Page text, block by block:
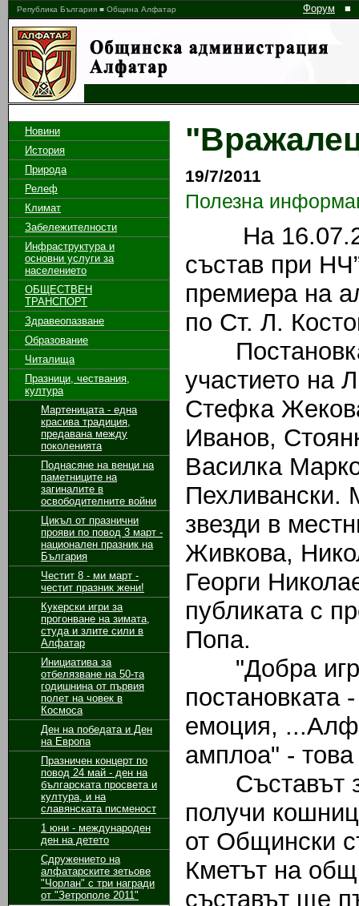
Република България ■ Община Алфатар Форум ■
Новини
История
Природа
Релеф
Климат
Забележителности
Инфраструктура и
основни услуги за
населението
ОБЩЕСТВЕН
ТРАНСПОРТ
Здравеопазване
Образование
Читалища
Празници, чествания,
култура
Мартеницата - една
красива традиция,
предавана между
поколенията
Поднасяне на венци на
паметниците на
загиналите в
освободителните войни
Цикъл от празнични
прояви по повод 3 март -
национален празник на
България
Честит 8 - ми март -
честит празник жени!
Кукерски игри за
прогонване на зимата,
студа и злите сили в
Алфатар
Инициатива за
отбелязване на 50-та
годишнина от първия
полет на човек в
Космоса
Ден на победата и Ден
на Европа
Празничен концерт по
повод 24 май - ден на
българската просвета и
култура, и на
славянската писменост
1 юни - международен
ден на детето
Сдружението на
алфатарските зетьове
"Чорлан" с три награди
от "Зетрополе 2011"
19/7/2011
Полезна
На
състав при
премиера на
по Ст. Л.
участието на
Стефка
Иванов,
Василка
Пехливански.
звезди в
Живкова,
Георги
публиката с
Попа.
"Добра игра
постановката
емоция,
амплоа" - това
Съставът за
получи
от Общински
Кметът на
съставът ще